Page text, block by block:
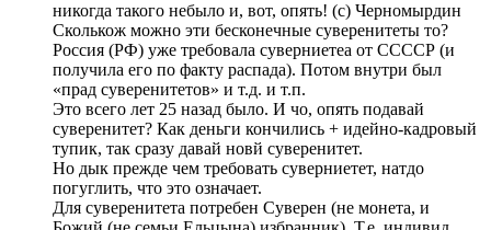
никогда такого небыло и, вот, опять! (с) Черномырдин
Сколькож можно эти бесконечные суверенитеты то?
Россия (РФ) уже требовала суверниетеа от ССССР (и
получила его по факту распада). Потом внутри был
«прад суверенитетов» и т.д. и т.п.
Это всего лет 25 назад было. И чо, опять подавай
суверенитет? Как деньги кончились + идейно-кадровый
тупик, так сразу давай новй суверенитет.
Но дык прежде чем требовать суверниетет, натдо
погуглить, что это означает.
Для суверенитета потребен Суверен (не монета, и